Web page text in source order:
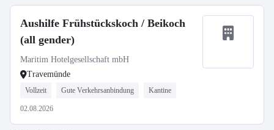
Aushilfe Frühstückskoch / Beikoch
(all gender)
Maritim Hotelgesellschaft mbH
Travemünde
Vollzeit Gute Verkehrsanbindung Kantine
02.08.2026